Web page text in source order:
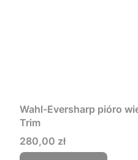
Wahl-Eversharp pióro wieczne Skyline
Trim
Cena
280,00 zł